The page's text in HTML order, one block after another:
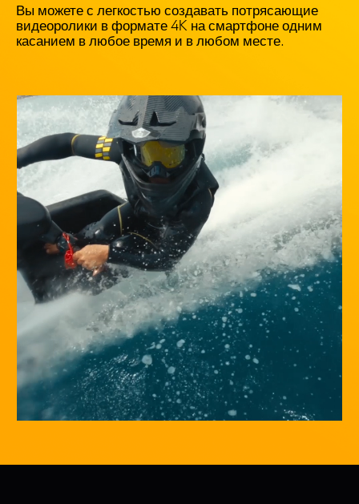
Вы можете с легкостью создавать потрясающие
видеоролики в формате 4K на смартфоне одним
касанием в любое время и в любом месте.